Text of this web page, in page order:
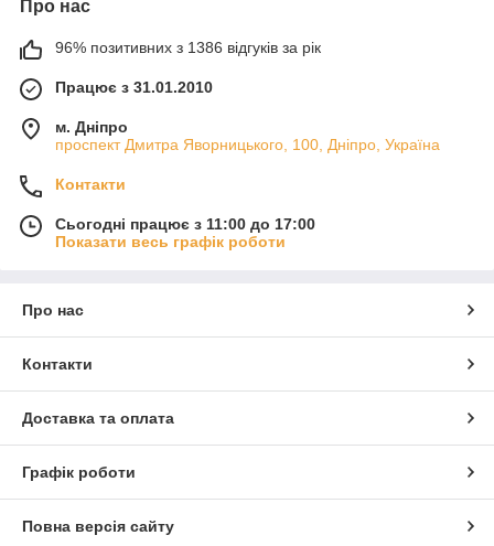
Про нас
96% позитивних з 1386 відгуків за рік
Працює з 31.01.2010
м. Дніпро
проспект Дмитра Яворницького, 100, Дніпро, Україна
Контакти
Сьогодні працює з 11:00 до 17:00
Показати весь графік роботи
Про нас
Контакти
Доставка та оплата
Графік роботи
Повна версія сайту